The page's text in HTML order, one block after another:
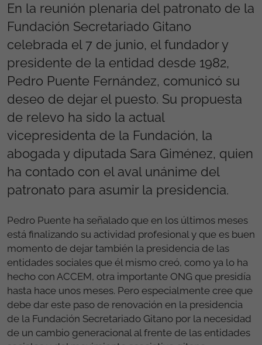
En la reunión plenaria del patronato de la
Fundación Secretariado Gitano
celebrada el 7 de junio, el fundador y
presidente de la entidad desde 1982,
Pedro Puente Fernández, comunicó su
deseo de dejar el puesto. Su propuesta
de relevo ha sido la actual
vicepresidenta de la Fundación, la
abogada y diputada Sara Giménez, quien
ha contado con el aval unánime del
patronato para asumir la presidencia.
Pedro Puente ha señalado que en los últimos meses
está finalizando su actividad profesional y que es buen
momento de dejar también la presidencia de las
entidades sociales que él mismo creó, como ya lo ha
hecho con ACCEM, otra importante ONG que presidía
hasta hace unos meses. Pero especialmente cree que
debe dar este paso de renovación en la presidencia
de la Fundación Secretariado Gitano por la necesidad
de un cambio generacional al frente de las entidades